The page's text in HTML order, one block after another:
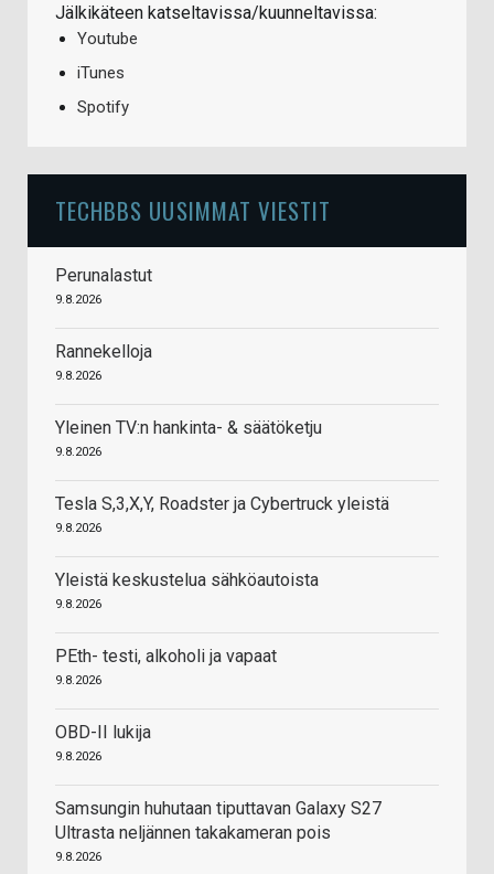
Jälkikäteen katseltavissa/kuunneltavissa:
Youtube
iTunes
Spotify
TECHBBS UUSIMMAT VIESTIT
Perunalastut
9.8.2026
Rannekelloja
9.8.2026
Yleinen TV:n hankinta- & säätöketju
9.8.2026
Tesla S,3,X,Y, Roadster ja Cybertruck yleistä
9.8.2026
Yleistä keskustelua sähköautoista
9.8.2026
PEth- testi, alkoholi ja vapaat
9.8.2026
OBD-II lukija
9.8.2026
Samsungin huhutaan tiputtavan Galaxy S27
Ultrasta neljännen takakameran pois
9.8.2026